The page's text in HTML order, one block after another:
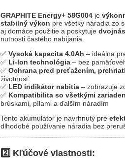
GRAPHITE Energy+ 58G004 je
stabilný výkon pre všetky náradia zo
aj domáce použitie a poskytuje
nutnosti častého nabíjania.
✅ Vysoká kapacita 4.0Ah – ideálna
✅ Li-Ion technológia – bez
✅ Ochrana pred preťažením,
životnosť
✅ LED indikátor nabitia – zobrazuje
✅ Kompatibilita so všetkými
brúskami, pílami a ďalším náradím
Tento akumulátor je navrhnutý pre
dlhodobé používanie náradia bez
2️⃣ Kľúčové vlastnosti: